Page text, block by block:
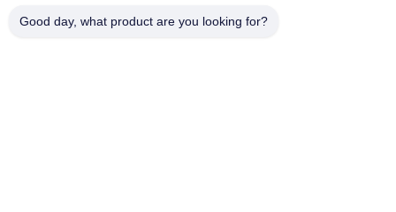
Good day, what product are you looking for?